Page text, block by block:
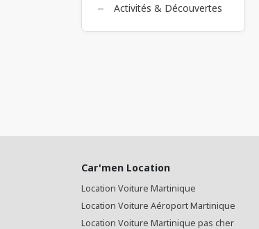
Activités & Découvertes
Car'men Location
Location Voiture Martinique
Location Voiture Aéroport Martinique
Location Voiture Martinique pas cher